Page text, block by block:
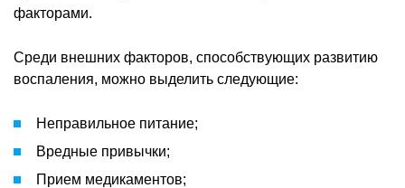
факторами.
Среди внешних факторов, способствующих развитию
воспаления, можно выделить следующие:
Неправильное питание;
Вредные привычки;
Прием медикаментов;